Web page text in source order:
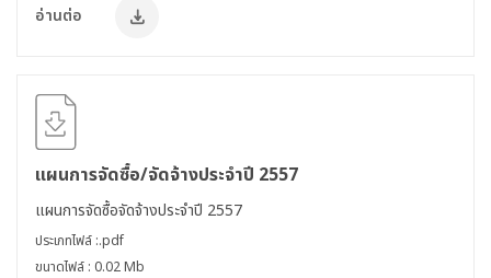
อ่านต่อ
แผนการจัดซื้อ/จัดจ้างประจำปี 2557
แผนการจัดซื้อจัดจ้างประจำปี 2557
ประเภทไฟล์ :.pdf
ขนาดไฟล์ : 0.02 Mb